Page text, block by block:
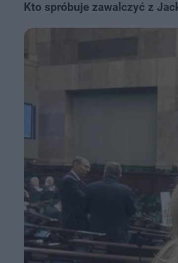
Kto spróbuje zawalczyć z